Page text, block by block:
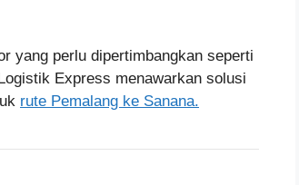
yang perlu dipertimbangkan seperti
Express menawarkan solusi
rute Pemalang ke Sanana.